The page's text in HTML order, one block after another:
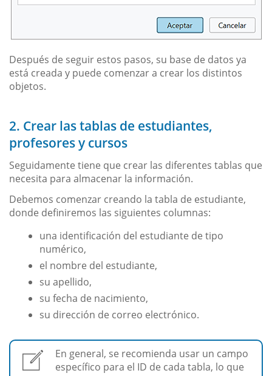
Después de seguir estos pasos, su base de datos ya
está creada y puede comenzar a crear los distintos
objetos.
2. Crear las tablas de estudiantes,
profesores y cursos
Seguidamente tiene que crear las diferentes tablas que
necesita para almacenar la información.
Debemos comenzar creando la tabla de estudiante,
donde definiremos las siguientes columnas:
una identificación del estudiante de tipo
numérico,
el nombre del estudiante,
su apellido,
su fecha de nacimiento,
su dirección de correo electrónico.
En general, se recomienda usar un campo
específico para el ID de cada tabla, lo que